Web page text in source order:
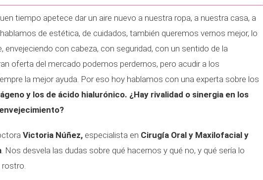
tiempo apetece dar un aire nuevo a nuestra ropa, a nuestra casa, a
de estética, de cuidados, también queremos vernos mejor, lo
envejeciendo con cabeza, con seguridad, con un sentido de la
oferta del mercado podemos perdernos, pero acudir a los
la mejor ayuda. Por eso hoy hablamos con una experta sobre los
y los de ácido hialurónico. ¿Hay rivalidad o sinergia en los
Victoria Núñez, especialista en Cirugía Oral y Maxilofacial y
. Nos desvela las dudas sobre qué hacernos y qué no, y qué sería lo
rostro.